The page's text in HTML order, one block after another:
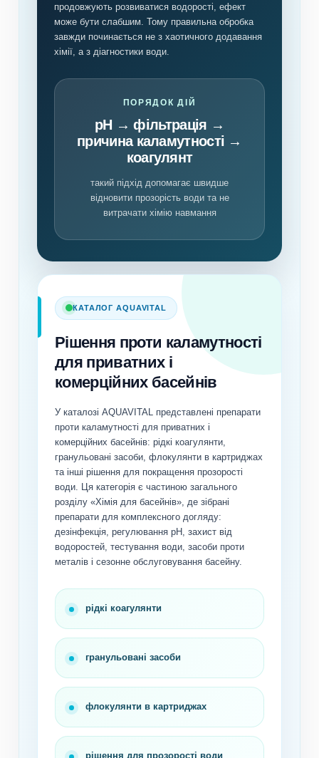
продовжують розвиватися водорості, ефект
може бути слабшим. Тому правильна обробка
завжди починається не з хаотичного додавання
хімії, а з діагностики води.
ПОРЯДОК ДІЙ
pH → фільтрація →
причина каламутності →
коагулянт
такий підхід допомагає швидше
відновити прозорість води та не
витрачати хімію навмання
КАТАЛОГ AQUAVITAL
Рішення проти каламутності
для приватних і
комерційних басейнів
У каталозі AQUAVITAL представлені препарати
проти каламутності для приватних і
комерційних басейнів: рідкі коагулянти,
гранульовані засоби, флокулянти в картриджах
та інші рішення для покращення прозорості
води. Ця категорія є частиною загального
розділу «Хімія для басейнів», де зібрані
препарати для комплексного догляду:
дезінфекція, регулювання pH, захист від
водоростей, тестування води, засоби проти
металів і сезонне обслуговування басейну.
рідкі коагулянти
гранульовані засоби
флокулянти в картриджах
рішення для прозорості води